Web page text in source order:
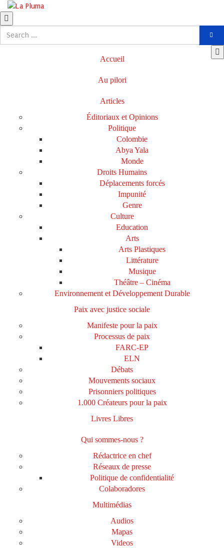
Accueil
Au pilori
Articles
Éditoriaux et Opinions
Politique
Colombie
Abya Yala
Monde
Droits Humains
Déplacements forcés
Impunité
Genre
Culture
Education
Arts
Arts Plastiques
Littérature
Musique
Théâtre – Cinéma
Environnement et Développement Durable
Paix avec justice sociale
Manifeste pour la paix
Processus de paix
FARC-EP
ELN
Débats
Mouvements sociaux
Prisonniers politiques
1.000 Créateurs pour la paix
Livres Libres
Qui sommes-nous ?
Rédactrice en chef
Réseaux de presse
Politique de confidentialité
Colaboradores
Multimédias
Audios
Mapas
Videos